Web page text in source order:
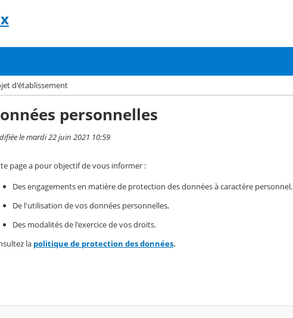
d'établissement
personnelles
le mardi 22 juin 2021 10:59
page a pour objectif de vous informer :
Des engagements en matière de protection des données à caractère personnel,
De l'utilisation de vos données personnelles,
Des modalités de l'exercice de vos droits.
la politique de protection des données.